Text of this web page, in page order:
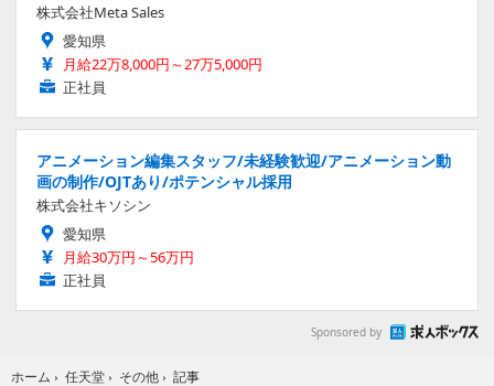
株式会社Meta Sales
愛知県
月給22万8,000円～27万5,000円
正社員
アニメーション編集スタッフ/未経験歓迎/アニメーション動
画の制作/OJTあり/ポテンシャル採用
株式会社キソシン
愛知県
月給30万円～56万円
正社員
Sponsored by
ホーム › 任天堂 › その他 › 記事